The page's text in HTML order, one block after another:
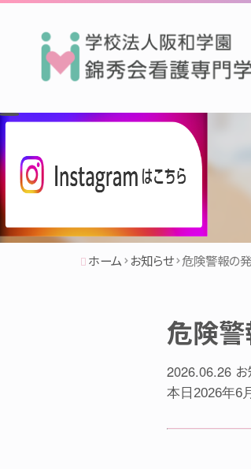
ホーム お知らせ 危険警報の
危険
2026.06.26
本日2026年6